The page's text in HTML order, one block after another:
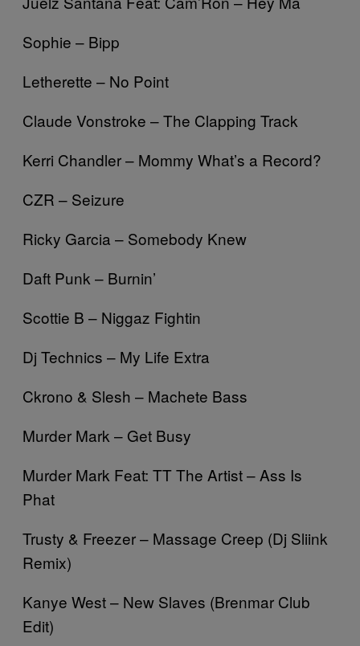
Sophie – Bipp
Letherette – No Point
Claude Vonstroke – The Clapping Track
Kerri Chandler – Mommy What’s a Record?
CZR – Seizure
Ricky Garcia – Somebody Knew
Daft Punk – Burnin’
Scottie B – Niggaz Fightin
Dj Technics – My Life Extra
Ckrono & Slesh – Machete Bass
Murder Mark – Get Busy
Murder Mark Feat: TT The Artist – Ass Is
Phat
Trusty & Freezer – Massage Creep (Dj Sliink
Remix)
Kanye West – New Slaves (Brenmar Club
Edit)